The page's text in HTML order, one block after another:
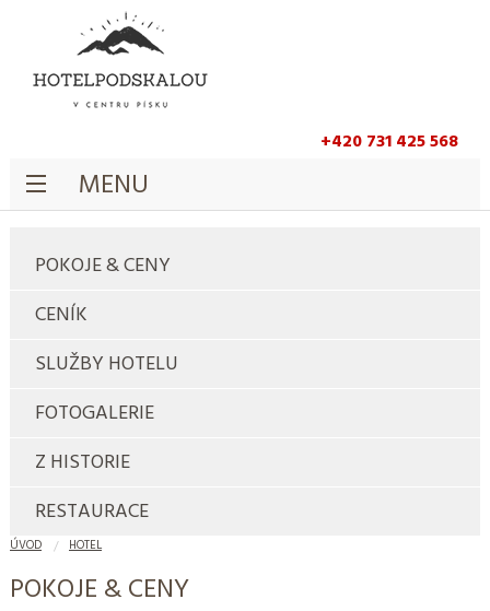
+420 731 425 568
MENU
POKOJE & CENY
CENÍK
SLUŽBY HOTELU
FOTOGALERIE
Z HISTORIE
RESTAURACE
ÚVOD HOTEL
POKOJE & CENY